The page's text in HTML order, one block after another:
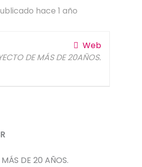
hace 1 año
Web
DE MÁS DE 20AÑOS.
DE 20 AÑOS.